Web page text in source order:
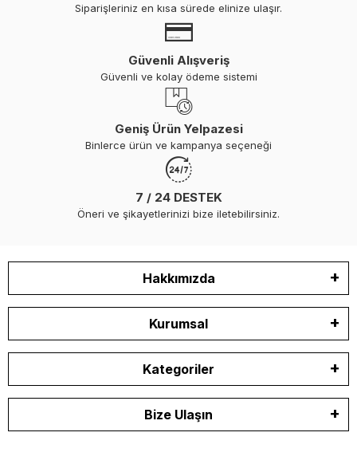
Siparişleriniz en kısa sürede elinize ulaşır.
Güvenli Alışveriş
Güvenli ve kolay ödeme sistemi
Geniş Ürün Yelpazesi
Binlerce ürün ve kampanya seçeneği
7 / 24 DESTEK
Öneri ve şikayetlerinizi bize iletebilirsiniz.
Hakkımızda
Kurumsal
Kategoriler
Bize Ulaşın